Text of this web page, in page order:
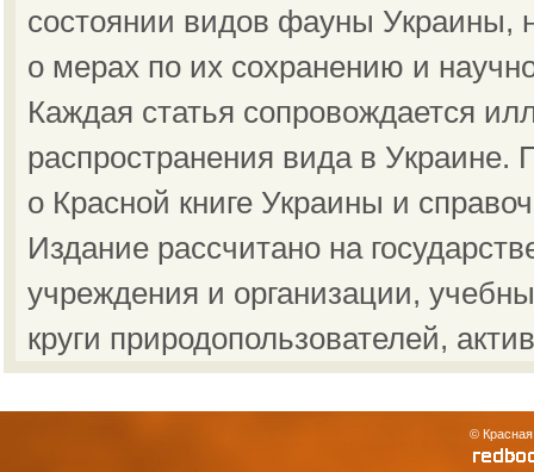
состоянии видов фауны Украины,
о мерах по их сохранению и
Каждая статья сопровождается
распространения вида в
о Красной книге Украины и
Издание рассчитано на
учреждения и организации,
круги природопользователей,
©